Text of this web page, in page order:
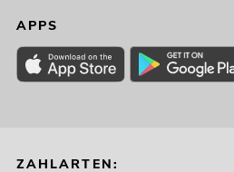
APPS
ZAHLARTEN: